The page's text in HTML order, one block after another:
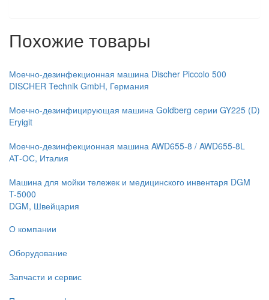
Похожие товары
Моечно-дезинфекционная машина Discher Piccolo 500
DISCHER Technik GmbH, Германия
Моечно-дезинфицирующая машина Goldberg серии GY225 (D)
Eryigit
Моечно-дезинфекционная машина AWD655-8 / AWD655-8L
АТ-ОС, Италия
Машина для мойки тележек и медицинского инвентаря DGM
T-5000
DGM, Швейцария
О компании
Оборудование
Запчасти и сервис